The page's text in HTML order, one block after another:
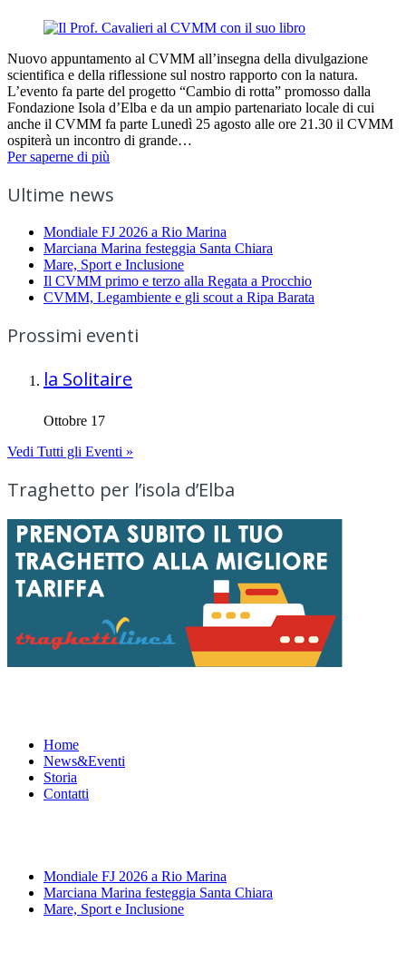
Nuovo appuntamento al CVMM all’insegna della divulgazione
scientifica e della riflessione sul nostro rapporto con la natura.
L’evento fa parte del progetto “Cambio di rotta” promosso dalla
Fondazione Isola d’Elba e da un ampio partenariato locale di cui
anche il CVMM fa parte Lunedì 25 agosto alle ore 21.30 il CVMM
ospiterà un incontro di grande…
Per saperne di più
Ultime news
Mondiale FJ 2026 a Rio Marina
Marciana Marina festeggia Santa Chiara
Mare, Sport e Inclusione
Il CVMM primo e terzo alla Regata a Procchio
CVMM, Legambiente e gli scout a Ripa Barata
Prossimi eventi
la Solitaire
Ottobre 17
Vedi Tutti gli Eventi »
Traghetto per l’isola d’Elba
Home
News&Eventi
Storia
Contatti
Mondiale FJ 2026 a Rio Marina
Marciana Marina festeggia Santa Chiara
Mare, Sport e Inclusione